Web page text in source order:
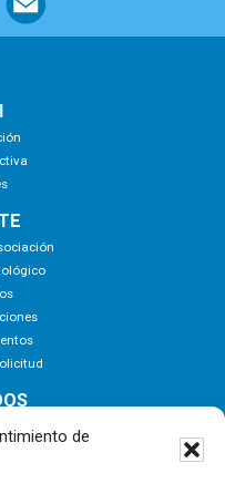
de